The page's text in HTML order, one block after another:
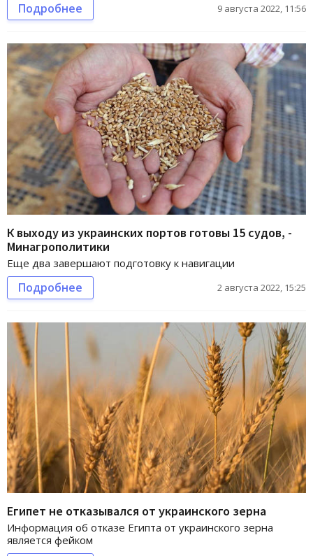
Подробнее 9 августа 2022, 11:56
К выходу из украинских портов готовы 15 судов, -
Минагрополитики
Еще два завершают подготовку к навигации
Подробнее 2 августа 2022, 15:25
Египет не отказывался от украинского зерна
Информация об отказе Египта от украинского зерна
является фейком